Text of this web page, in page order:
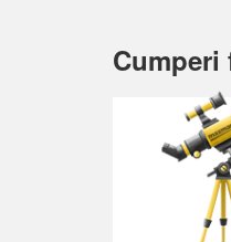
Cumperi